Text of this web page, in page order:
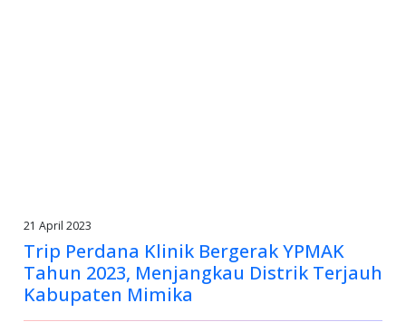
21 April 2023
Trip Perdana Klinik Bergerak YPMAK
Tahun 2023, Menjangkau Distrik Terjauh
Kabupaten Mimika